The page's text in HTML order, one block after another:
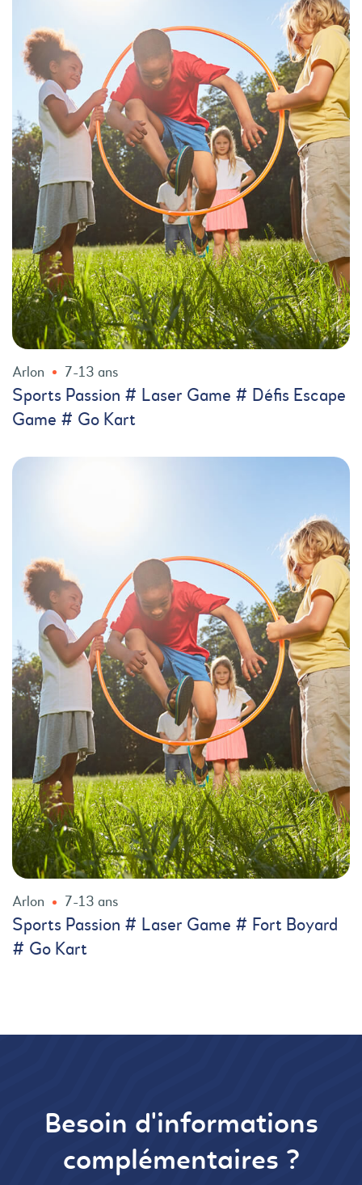
Arlon 7-13 ans
Sports Passion # Laser Game # Défis Escape
Game # Go Kart
Arlon 7-13 ans
Sports Passion # Laser Game # Fort Boyard
# Go Kart
Besoin d'informations
complémentaires ?